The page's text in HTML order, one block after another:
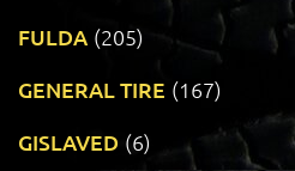
FULDA (205)
GENERAL TIRE (167)
GISLAVED (6)